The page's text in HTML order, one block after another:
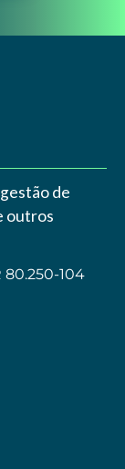
de
outros
80.250-104